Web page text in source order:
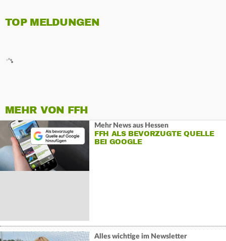
TOP MELDUNGEN
MEHR VON FFH
Mehr News aus Hessen
FFH ALS BEVORZUGTE QUELLE
BEI GOOGLE
Alles wichtige im Newsletter